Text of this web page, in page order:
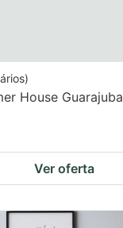
)
House Guarajuba
Ver oferta